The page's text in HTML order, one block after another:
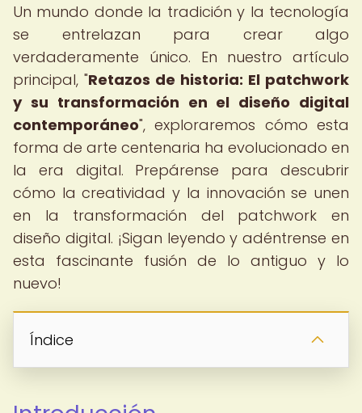
Un mundo donde la tradición y la tecnología
se entrelazan para crear algo
verdaderamente único. En nuestro artículo
principal, "Retazos de historia: El patchwork
y su transformación en el diseño digital
contemporáneo", exploraremos cómo esta
forma de arte centenaria ha evolucionado en
la era digital. Prepárense para descubrir
cómo la creatividad y la innovación se unen
en la transformación del patchwork en
diseño digital. ¡Sigan leyendo y adéntrense en
esta fascinante fusión de lo antiguo y lo
nuevo!
Índice